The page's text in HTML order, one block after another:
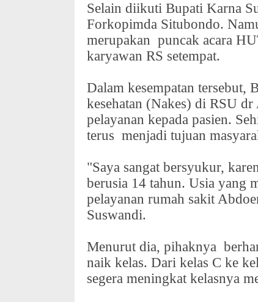
Selain diikuti Bupati Karna
Forkopimda Situbondo.
merupakan puncak acara
karyawan RS setempat.
Dalam kesempatan tersebut,
kesehatan (Nakes) di RSU
pelayanan kepada pasien.
terus menjadi tujuan
"Saya sangat bersyukur,
berusia 14 tahun. Usia yang
pelayanan rumah sakit
Suswandi.
Menurut dia, pihaknya
naik kelas. Dari kelas C ke
segera meningkat kelasnya